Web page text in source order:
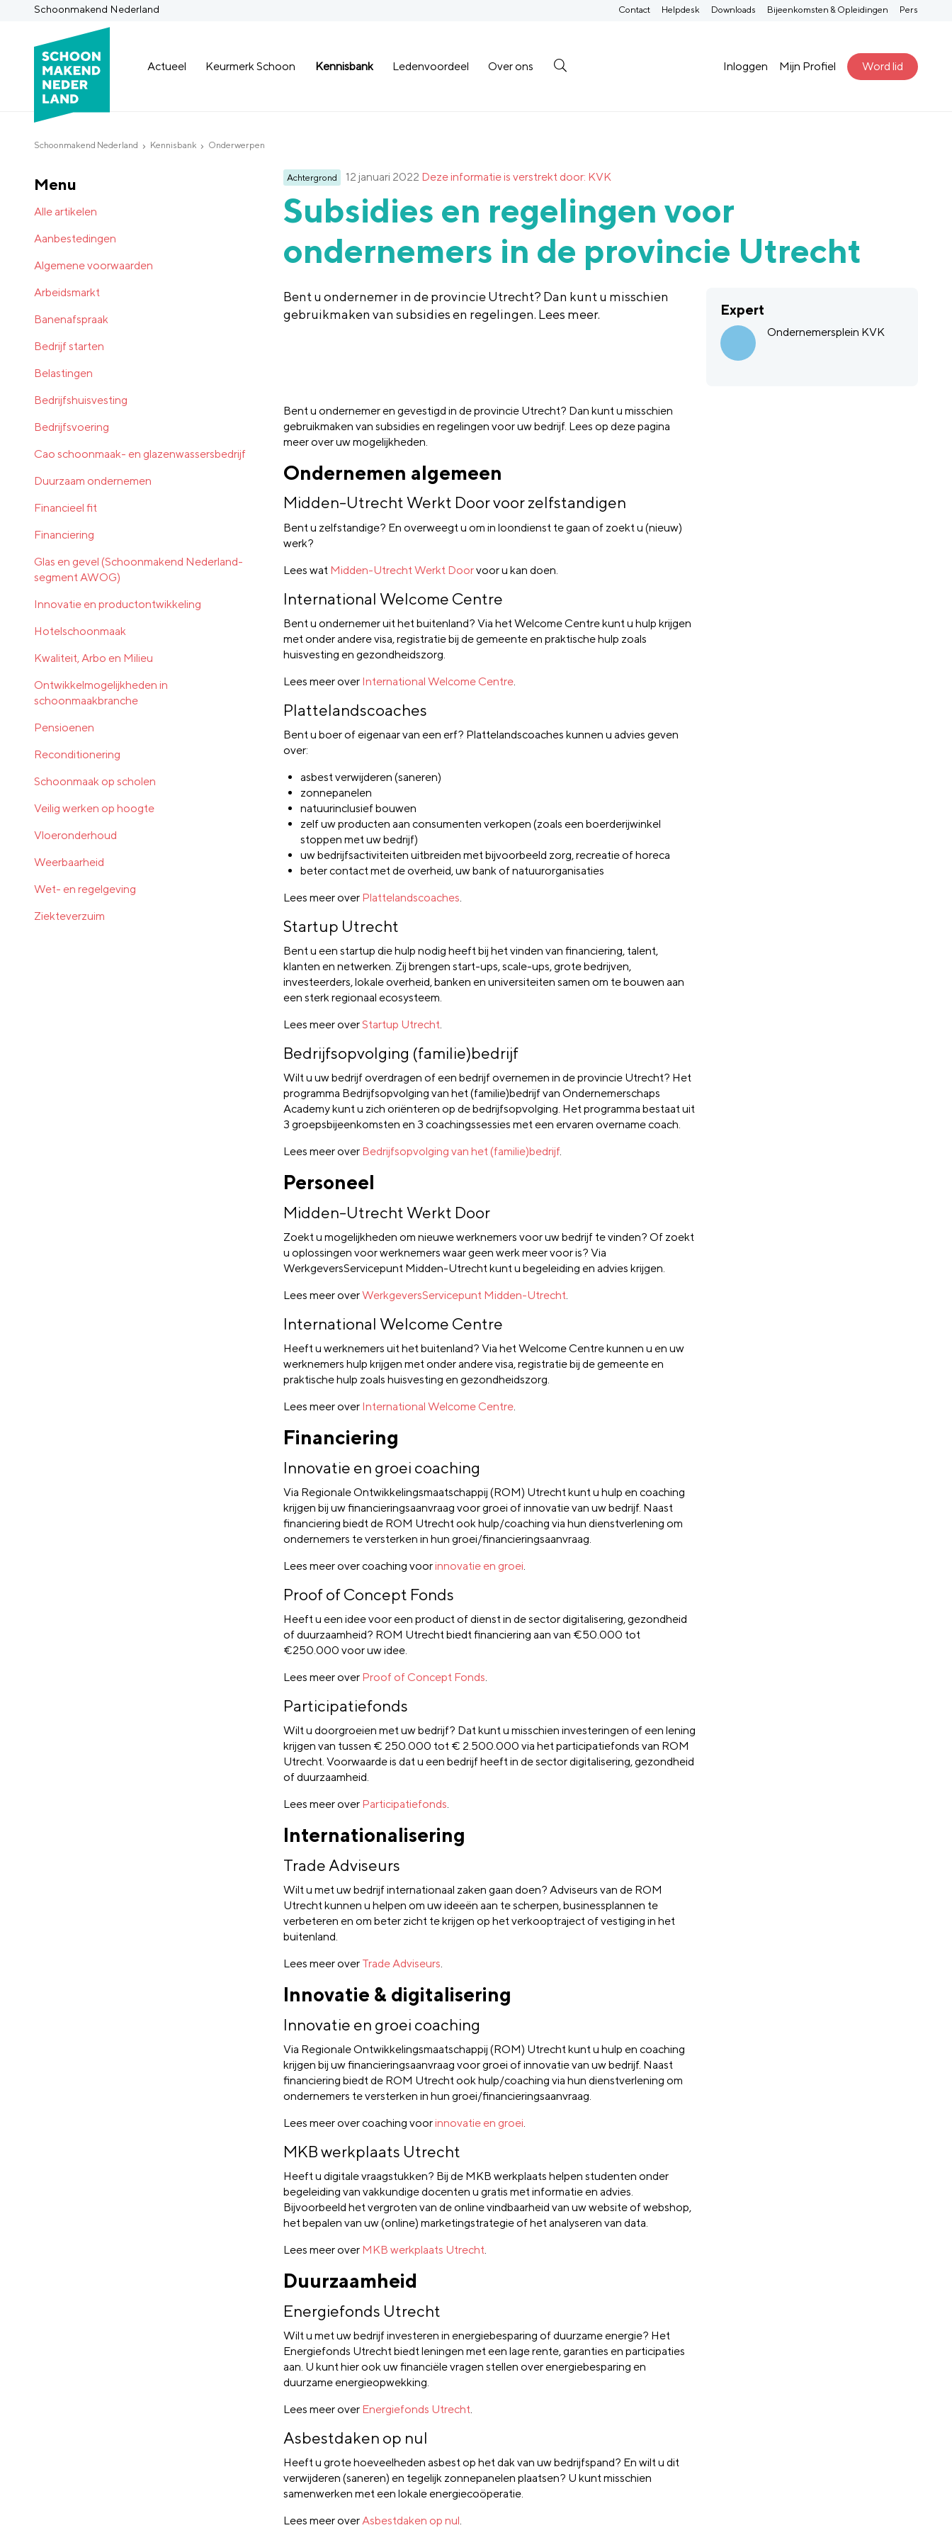
Schoonmakend Nederland
Actueel Keurmerk Schoon Kennisbank Ledenvoordeel Over ons Inloggen Mijn Profiel Word lid
Contact Helpdesk Downloads Bijeenkomsten & Opleidingen Pers
Schoonmakend Nederland Kennisbank Onderwerpen
Achtergrond 12 januari 2022 Deze informatie is verstrekt door: KVK
Subsidies en regelingen voor
ondernemers in de provincie Utrecht
Bent u ondernemer in de provincie Utrecht? Dan kunt u misschien
gebruikmaken van subsidies en regelingen. Lees meer.
Expert
Ondernemersplein KVK
Bent u ondernemer en gevestigd in de provincie Utrecht? Dan kunt u misschien
gebruikmaken van subsidies en regelingen voor uw bedrijf. Lees op deze pagina
meer over uw mogelijkheden.
Ondernemen algemeen
Midden-Utrecht Werkt Door voor zelfstandigen
Bent u zelfstandige? En overweegt u om in loondienst te gaan of zoekt u (nieuw)
werk?
Lees wat Midden-Utrecht Werkt Doorvoor u kan doen.
International Welcome Centre
Bent u ondernemer uit het buitenland? Via het Welcome Centre kunt u hulp krijgen
met onder andere visa, registratie bij de gemeente en praktische hulp zoals
huisvesting en gezondheidszorg.
Lees meer over International Welcome Centre
Plattelandscoaches
Bent u boer of eigenaar van een erf? Plattelandscoaches kunnen u advies geven
over:
asbest verwijderen (saneren)
zonnepanelen
natuurinclusief bouwen
zelf uw producten aan consumenten verkopen (zoals een boerderijwinkel
stoppen met uw bedrijf)
uw bedrijfsactiviteiten uitbreiden met bijvoorbeeld zorg, recreatie of horeca
beter contact met de overheid, uw bank of natuurorganisaties
Lees meer over Plattelandscoaches.
Startup Utrecht
Bent u een startup die hulp nodig heeft bij het vinden van financiering, talent,
klanten en netwerken. Zij brengen start-ups, scale-ups, grote bedrijven,
investeerders, lokale overheid, banken en universiteiten samen om te bouwen aan
een sterk regionaal ecosysteem.
Lees meer overStartup Utrecht.
Bedrijfsopvolging (familie)bedrijf
Wilt u uw bedrijf overdragen of een bedrijf overnemen in de provincie Utrecht? Het
programma Bedrijfsopvolging van het (familie)bedrijf van Ondernemerschaps
Academy kunt u zich oriënteren op de bedrijfsopvolging. Het programma bestaat uit
3 groepsbijeenkomsten en 3 coachingssessies met een ervaren overname coach.
Lees meer over Bedrijfsopvolging van het (familie)bedrijf.
Personeel
Midden-Utrecht Werkt Door
Zoekt u mogelijkheden om nieuwe werknemers voor uw bedrijf te vinden? Of zoekt
u oplossingen voor werknemers waar geen werk meer voor is? Via
WerkgeversServicepunt Midden-Utrecht kunt u begeleiding en advies krijgen.
Lees meer overWerkgeversServicepunt Midden-Utrecht.
International Welcome Centre
Heeft u werknemers uit het buitenland? Via het Welcome Centre kunnen u en uw
werknemers hulp krijgen met onder andere visa, registratie bij de gemeente en
praktische hulp zoals huisvesting en gezondheidszorg.
Lees meer over International Welcome Centre.
Financiering
Innovatie en groei coaching
Via Regionale Ontwikkelingsmaatschappij (ROM) Utrecht kunt u hulp en coaching
krijgen bij uw financieringsaanvraag voor groei of innovatie van uw bedrijf. Naast
financiering biedt de ROM Utrecht ook hulp/coaching via hun dienstverlening om
ondernemers te versterken in hun groei/financieringsaanvraag.
Lees meer over coaching voorinnovatie en groei.
Proof of Concept Fonds
Heeft u een idee voor een product of dienst in de sector digitalisering, gezondheid
of duurzaamheid? ROM Utrecht biedt financiering aan van €50.000 tot
€250.000 voor uw idee.
Lees meer over Proof of Concept Fonds.
Participatiefonds
Wilt u doorgroeien met uw bedrijf? Dat kunt u misschien investeringen of een lening
krijgen van tussen € 250.000 tot € 2.500.000 via het participatiefonds van ROM
Utrecht. Voorwaarde is dat u een bedrijf heeft in de sector digitalisering, gezondheid
of duurzaamheid.
Lees meer over Participatiefonds.
Internationalisering
Trade Adviseurs
Wilt u met uw bedrijf internationaal zaken gaan doen? Adviseurs van de ROM
Utrecht kunnen u helpen om uw ideeën aan te scherpen, businessplannen te
verbeteren en om beter zicht te krijgen op het verkooptraject of vestiging in het
buitenland.
Lees meer over Trade Adviseurs.
Innovatie & digitalisering
Innovatie en groei coaching
Via Regionale Ontwikkelingsmaatschappij (ROM) Utrecht kunt u hulp en coaching
krijgen bij uw financieringsaanvraag voor groei of innovatie van uw bedrijf. Naast
financiering biedt de ROM Utrecht ook hulp/coaching via hun dienstverlening om
ondernemers te versterken in hun groei/financieringsaanvraag.
Lees meer over coaching voorinnovatie en groei.
MKB werkplaats Utrecht
Heeft u digitale vraagstukken? Bij de MKB werkplaats helpen studenten onder
begeleiding van vakkundige docenten u gratis met informatie en advies.
Bijvoorbeeld het vergroten van de online vindbaarheid van uw website of webshop,
het bepalen van uw (online) marketingstrategie of het analyseren van data.
Lees meer over MKB werkplaats Utrecht.
Duurzaamheid
Energiefonds Utrecht
Wilt u met uw bedrijf investeren in energiebesparing of duurzame energie? Het
Energiefonds Utrecht biedt leningen met een lage rente, garanties en participaties
aan. U kunt hier ook uw financiële vragen stellen over energiebesparing en
duurzame energieopwekking.
Lees meer over Energiefonds Utrecht.
Asbestdaken op nul
Heeft u grote hoeveelheden asbest op het dak van uw bedrijfspand? En wilt u dit
verwijderen (saneren) en tegelijk zonnepanelen plaatsen? U kunt misschien
samenwerken met een lokale energiecoöperatie.
Lees meer overAsbestdaken op nul.
Menu
Alle artikelen
Aanbestedingen
Algemene voorwaarden
Arbeidsmarkt
Banenafspraak
Bedrijf starten
Belastingen
Bedrijfshuisvesting
Bedrijfsvoering
Cao schoonmaak- en glazenwassersbedrijf
Duurzaam ondernemen
Financieel fit
Financiering
Glas en gevel (Schoonmakend Nederland-
segment AWOG)
Innovatie en productontwikkeling
Hotelschoonmaak
Kwaliteit, Arbo en Milieu
Ontwikkelmogelijkheden in
schoonmaakbranche
Pensioenen
Reconditionering
Schoonmaak op scholen
Veilig werken op hoogte
Vloeronderhoud
Weerbaarheid
Wet- en regelgeving
Ziekteverzuim